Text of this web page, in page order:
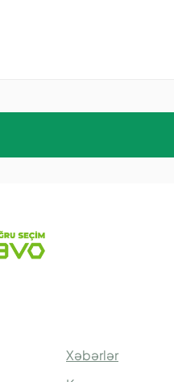
Xəbərlər